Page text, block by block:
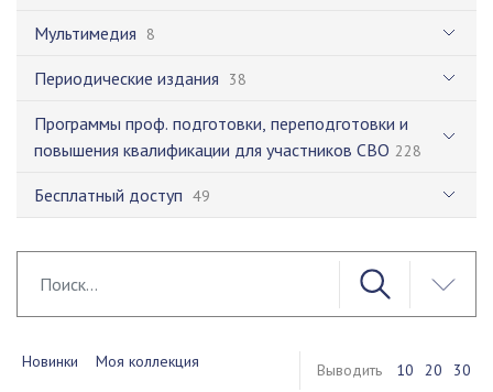
Мультимедия 8
Периодические издания 38
Программы проф. подготовки, переподготовки и
повышения квалификации для участников СВО 228
Бесплатный доступ 49
Новинки Моя коллекция Выводить 10 20 30